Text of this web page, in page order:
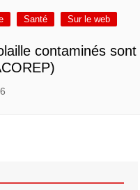
Santé Sur le web
contaminés sont